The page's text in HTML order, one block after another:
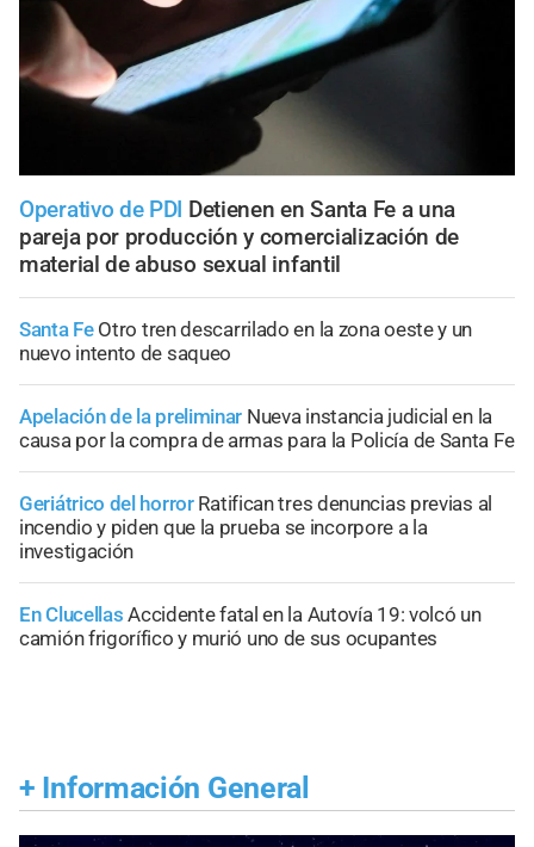
Operativo de PDI Detienen en Santa Fe a una
pareja por producción y comercialización de
material de abuso sexual infantil
Santa Fe Otro tren descarrilado en la zona oeste y un
nuevo intento de saqueo
Apelación de la preliminar Nueva instancia judicial en la
causa por la compra de armas para la Policía de Santa Fe
Geriátrico del horror Ratifican tres denuncias previas al
incendio y piden que la prueba se incorpore a la
investigación
En Clucellas Accidente fatal en la Autovía 19: volcó un
camión frigorífico y murió uno de sus ocupantes
+ Información General